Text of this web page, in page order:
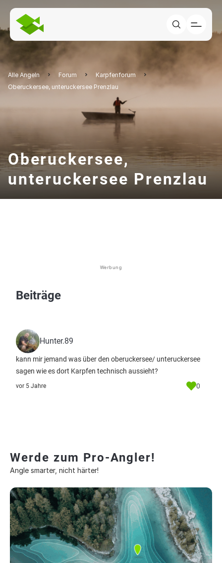
Alle Angeln Forum
Karpfenforum
Oberuckersee, unteruckersee Prenzlau
Oberuckersee,
unteruckersee Prenzlau
Werbung
Beiträge
Hunter.89
kann mir jemand was über den oberuckersee/ unteruckersee
sagen wie es dort Karpfen technisch aussieht?
vor 5 Jahre 0
Werde zum Pro-Angler!
Angle smarter, nicht härter!